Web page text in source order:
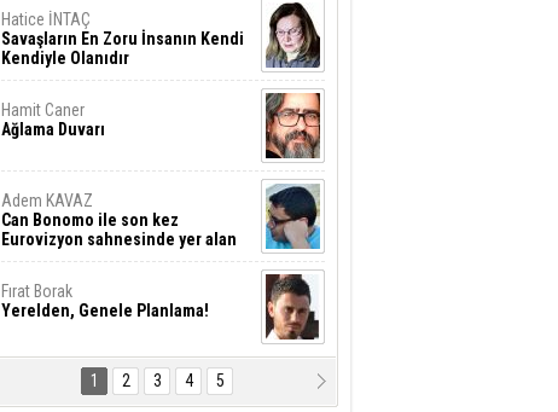
Hatice İNTAÇ
Savaşların En Zoru İnsanın Kendi
Kendiyle Olanıdır
Hamit Caner
Ağlama Duvarı
Adem KAVAZ
Can Bonomo ile son kez
Eurovizyon sahnesinde yer alan
Türkiye 10 yıl aradan sonra
Fırat Borak
Yerelden, Genele Planlama!
Erkut YILMABAŞAR
Bayrak tartışmaları ve ihalesiz
1 2 3 4 5